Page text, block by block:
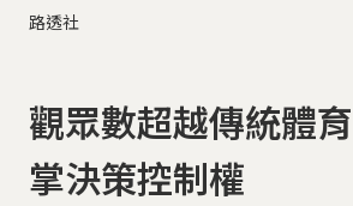
路透社
觀眾數超越傳統體
掌決策控制權